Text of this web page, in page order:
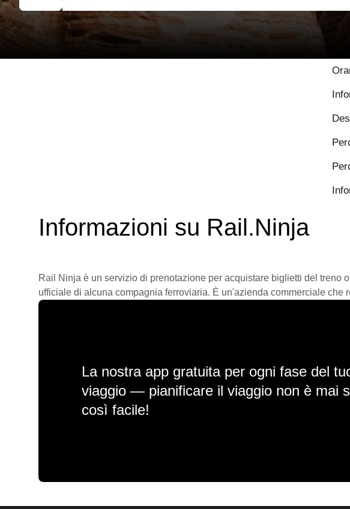
Informazioni su Rail.Ninja
Rail Ninja è un servizio di prenotazione per acquistare biglietti del
ufficiale di alcuna compagnia ferroviaria. È un'azienda commerciale
La nostra app gratuita per ogni fase del
viaggio — pianificare il viaggio non è mai
così facile!